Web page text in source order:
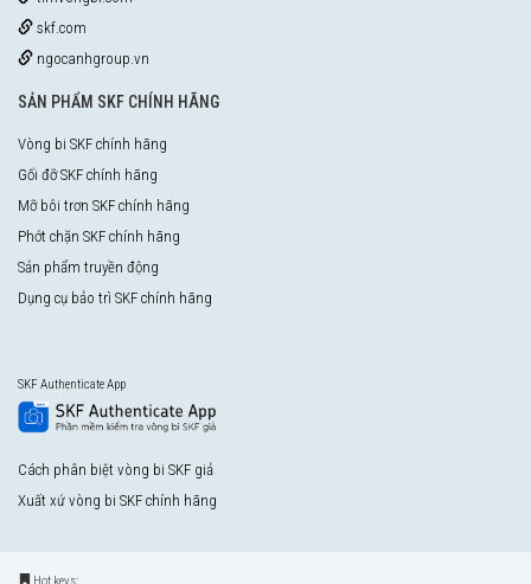
skf.com
ngocanhgroup.vn
SẢN PHẨM SKF CHÍNH HÃNG
Vòng bi SKF chính hãng
Gối đỡ SKF chính hãng
Mỡ bôi trơn SKF chính hãng
Phớt chặn SKF chính hãng
Sản phẩm truyền động
Dụng cụ bảo trì SKF chính hãng
SKF Authenticate App
Cách phân biệt vòng bi SKF giả
Xuất xứ vòng bi SKF chính hãng
Hot keys: